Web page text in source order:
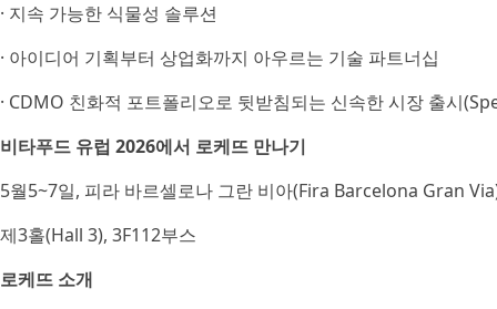
· 지속 가능한 식물성 솔루션
· 아이디어 기획부터 상업화까지 아우르는 기술 파트너십
· CDMO 친화적 포트폴리오로 뒷받침되는 신속한 시장 출시
비타푸드 유럽 2026에서 로케뜨 만나기
5월5~7일, 피라 바르셀로나 그란 비아(Fira Barcelona Gran
제3홀(Hall 3), 3F112부스
로케뜨 소개